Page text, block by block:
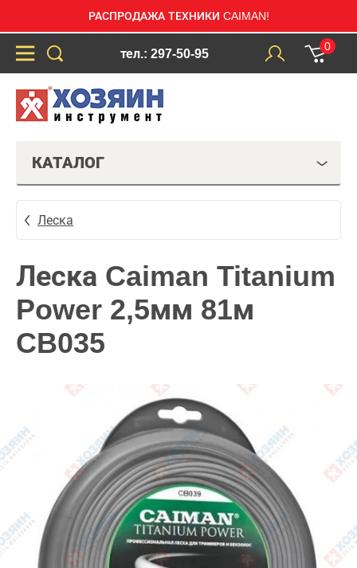
РАСПРОДАЖА ТЕХНИКИ CAIMAN!
тел.: 297-50-95
0
КАТАЛОГ
Леска
Леска Caiman Titanium
Power 2,5мм 81м
CB035